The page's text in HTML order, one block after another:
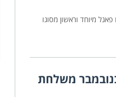
פאנל מיוחד וראשון מסוגו
שיתוף פעולה עם הפיליפינים ומקבלים בברכה ב-7 בנובמבר משלחת